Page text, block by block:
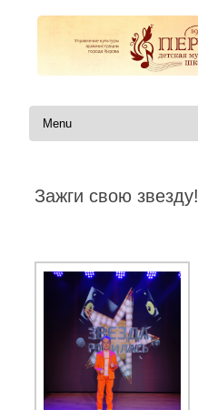
Перейти к содержимому
Зажги свою звезду!